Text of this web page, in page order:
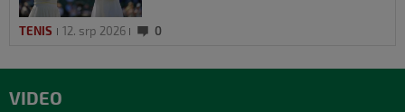
TENIS 12. srp 2026 0
VIDEO